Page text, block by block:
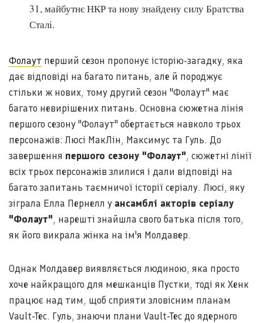
31, майбутнє НКР та нову знайдену силу Братства
Сталі.
Фолаут перший сезон пропонує історію-загадку, яка
дає відповіді на багато питань, але й породжує
стільки ж нових, тому другий сезон "Фолаут" має
багато невирішених питань. Основна сюжетна лінія
першого сезону "Фолаут" обертається навколо трьох
персонажів: Люсі МакЛін, Максимус та Гуль. До
завершення першого сезону "Фолаут", сюжетні лінії
всіх трьох персонажів злилися і дали відповіді на
багато запитань таємничої історії серіалу. Люсі, яку
зіграла Елла Пернелл у ансамблі акторів серіалу
"Фолаут", нарешті знайшла свого батька після того,
як його викрала жінка на ім'я Молдавер.
Однак Молдавер виявляється людиною, яка просто
хоче найкращого для мешканців Пустки, тоді як Хенк
працює над тим, щоб сприяти зловісним планам
Vault-Tec. Гуль, знаючи плани Vault-Tec до ядерного